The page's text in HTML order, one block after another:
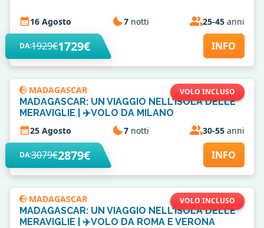
16 Agosto 7 notti 25-45 anni
DA:1929€1729€ INFO
VOLO INCLUSO
MADAGASCAR
MADAGASCAR: UN VIAGGIO NELL'ISOLA DELLE
MERAVIGLIE | ✈️VOLO DA MILANO
25 Agosto
7 notti 30-55 anni
DA:3079€2879€ INFO
VOLO INCLUSO
MADAGASCAR
MADAGASCAR: UN VIAGGIO NELL'ISOLA DELLE
MERAVIGLIE | ✈️VOLO DA ROMA E VERONA